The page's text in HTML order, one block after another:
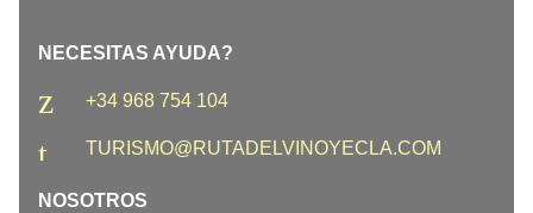
NECESITAS AYUDA?
+34 968 754 104
TURISMO@RUTADELVINOYECLA.COM
NOSOTROS